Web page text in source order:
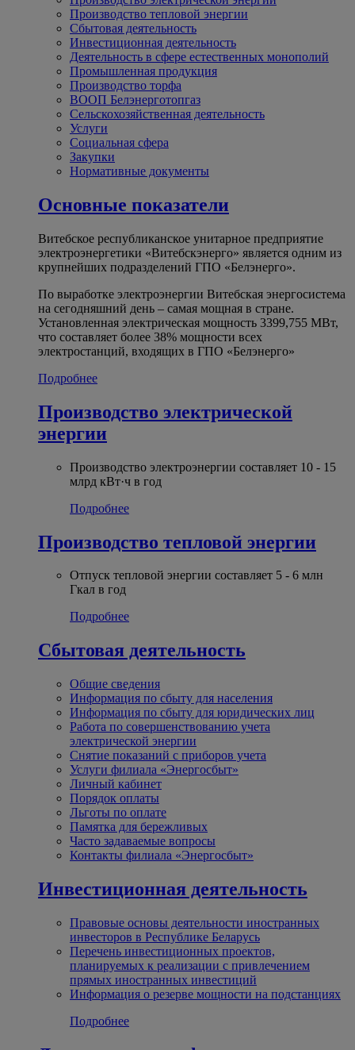
Производство тепловой энергии
Сбытовая деятельность
Инвестиционная деятельность
Деятельность в сфере естественных монополий
Промышленная продукция
Производство торфа
ВООП Белэнерготопгаз
Сельскохозяйственная деятельность
Услуги
Социальная сфера
Закупки
Нормативные документы
Основные показатели
Витебское республиканское унитарное предприятие
электроэнергетики «Витебскэнерго» является одним из
крупнейших подразделений ГПО «Белэнерго».
По выработке электроэнергии Витебская энергосистема
на сегодняшний день – самая мощная в стране.
Установленная электрическая мощность 3399,755 МВт,
что составляет более 38% мощности всех
электростанций, входящих в ГПО «Белэнерго»
Подробнее
Производство электрической
энергии
Производство электроэнергии составляет 10 - 15
млрд кВт·ч в год
Подробнее
Производство тепловой энергии
Отпуск тепловой энергии составляет 5 - 6 млн
Гкал в год
Подробнее
Сбытовая деятельность
Общие сведения
Информация по сбыту для населения
Информация по сбыту для юридических лиц
Работа по совершенствованию учета
электрической энергии
Снятие показаний с приборов учета
Услуги филиала «Энергосбыт»
Личный кабинет
Порядок оплаты
Льготы по оплате
Памятка для бережливых
Часто задаваемые вопросы
Контакты филиала «Энергосбыт»
Инвестиционная деятельность
Правовые основы деятельности иностранных
инвесторов в Республике Беларусь
Перечень инвестиционных проектов,
планируемых к реализации с привлечением
прямых иностранных инвестиций
Информация о резерве мощности на подстанциях
Подробнее